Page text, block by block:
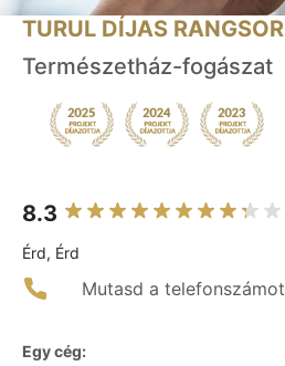
TURUL DÍJAS RANGSOR
Természetház-fogászat
8.3
Érd, Érd
Mutasd a telefonszámot
Egy cég: